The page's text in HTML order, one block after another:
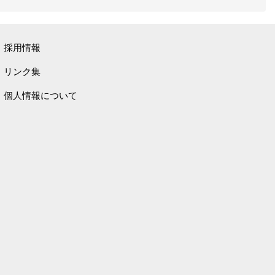
採用情報
リンク集
個人情報について